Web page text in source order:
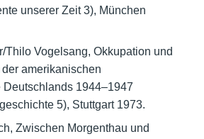
unserer Zeit 3), München
Thilo Vogelsang, Okkupation und
amerikanischen
Deutschlands 1944–1947
5), Stuttgart 1973.
Zwischen Morgenthau und